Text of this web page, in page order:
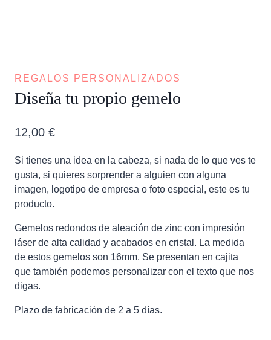
REGALOS PERSONALIZADOS
Diseña tu propio gemelo
12,00 €
Si tienes una idea en la cabeza, si nada de lo que ves te
gusta, si quieres sorprender a alguien con alguna
imagen, logotipo de empresa o foto especial, este es tu
producto.
Gemelos redondos de aleación de zinc con impresión
láser de alta calidad y acabados en cristal. La medida
de estos gemelos son 16mm. Se presentan en cajita
que también podemos personalizar con el texto que nos
digas.
Plazo de fabricación de 2 a 5 días.